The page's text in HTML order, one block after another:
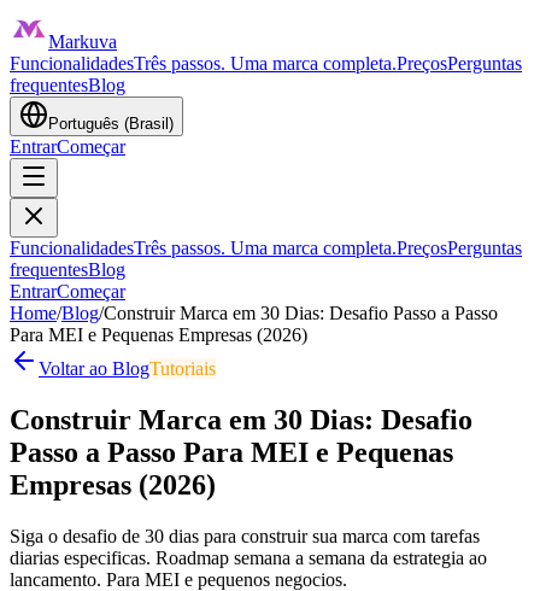
Markuva
FuncionalidadesTrês passos. Uma marca completa.PreçosPerguntas
frequentesBlog
Português (Brasil)
EntrarComeçar
FuncionalidadesTrês passos. Uma marca completa.PreçosPerguntas
frequentesBlog
EntrarComeçar
Home/Blog/Construir Marca em 30 Dias: Desafio Passo a Passo
Para MEI e Pequenas Empresas (2026)
Voltar ao BlogTutoriais
Construir Marca em 30 Dias: Desafio
Passo a Passo Para MEI e Pequenas
Empresas (2026)
Siga o desafio de 30 dias para construir sua marca com tarefas
diarias especificas. Roadmap semana a semana da estrategia ao
lancamento. Para MEI e pequenos negocios.